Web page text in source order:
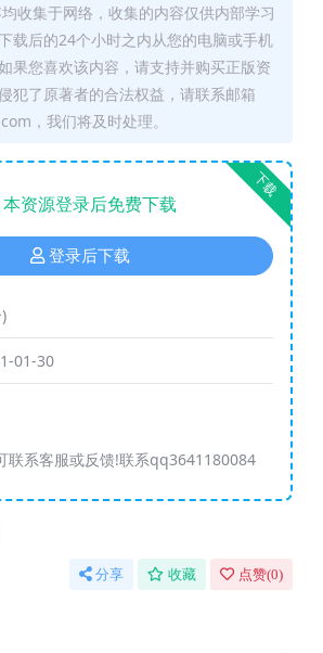
收集于网络，收集的内容仅供内部学习
载后的24个小时之内从您的电脑或手机
果您喜欢该内容，请支持并购买正版资
犯了原著者的合法权益，请联系邮箱
，我们将及时处理。
下载
本资源登录后免费下载
登录后下载
01-30
联系客服或反馈!联系qq3641180084
分享 收藏 点赞(0)